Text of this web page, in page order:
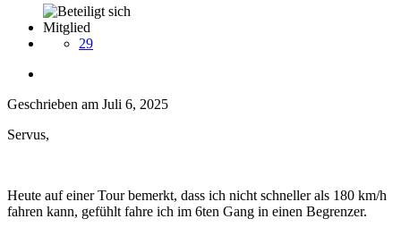
Mitglied
29
Geschrieben am Juli 6, 2025
Servus,
Heute auf einer Tour bemerkt, dass ich nicht schneller als 180 km/h
fahren kann, gefühlt fahre ich im 6ten Gang in einen Begrenzer.